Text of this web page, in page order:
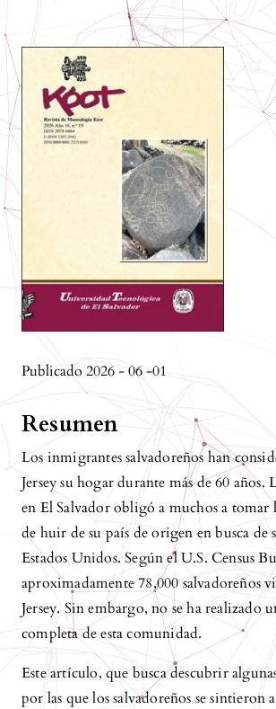
Publicado 2026 - 06 -01
Resumen
Los inmigrantes salvadoreños han
Jersey su hogar durante más de 60
en El Salvador obligó a muchos a
de huir de su país de origen en busca de
Estados Unidos. Según el U.S. Census
aproximadamente 78,000 salvadoreños
Jersey. Sin embargo, no se ha realizado
completa de esta comunidad.
Este artículo, que busca descubrir
por las que los salvadoreños se sintieron